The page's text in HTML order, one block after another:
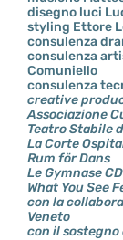
disegno luci
styling Ettore
consulenza
consulenza
Comuniello
consulenza
creative
Associazione
Teatro Stabile
La Corte
Rum för Dans
Le Gymnase
What You See
con la
Veneto
con il